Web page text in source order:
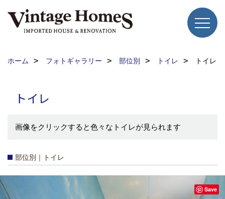
ホーム フォトギャラリー 部位別 トイレ トイレ
トイレ
画像をクリックすると色々なトイレが見られます
部位別｜トイレ
Save